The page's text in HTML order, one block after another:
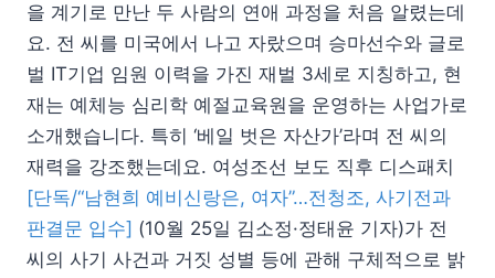
을 계기로 만난 두 사람의 연애 과정을 처음 알렸는데
요. 전 씨를 미국에서 나고 자랐으며 승마선수와 글로
벌 IT기업 임원 이력을 가진 재벌 3세로 지칭하고, 현
재는 예체능 심리학 예절교육원을 운영하는 사업가로
소개했습니다. 특히 ‘베일 벗은 자산가’라며 전 씨의
재력을 강조했는데요. 여성조선 보도 직후 디스패치
[단독/“남현희 예비신랑은, 여자”…전청조, 사기전과
판결문 입수] (10월 25일 김소정·정태윤 기자)가 전
씨의 사기 사건과 거짓 성별 등에 관해 구체적으로 밝